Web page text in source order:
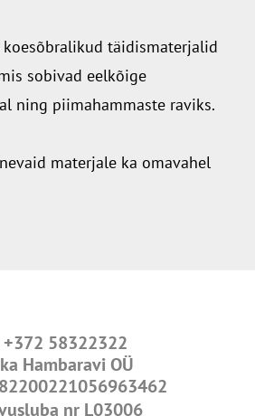
täidismaterjalid
sobivad eelkõige
ning piimahammaste raviks.
materjale ka omavahel
+372 58322322
Hambaravi OÜ
nr L03006